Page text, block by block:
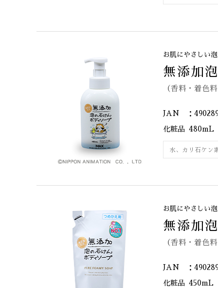
お肌にやさしい
無添加
（香料・着色
JAN ：
化粧品 480mL
水、カリ石ケン
お肌にやさしい
無添加
（香料・着色
JAN ：
化粧品 450mL